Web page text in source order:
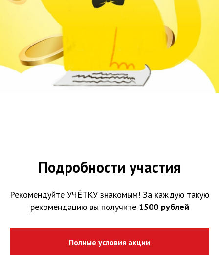
Подробности участия
Рекомендуйте УЧЁТКУ знакомым! За каждую такую
рекомендацию вы получите 1500 рублей
Полные условия акции